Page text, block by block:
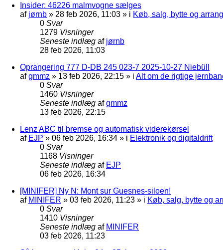
Insider: 46226 malmvogne sælges
af jørnb » 28 feb 2026, 11:03 » i Køb, salg, bytte og
0 Svar
1279 Visninger
Seneste indlæg af jørnb
28 feb 2026, 11:03
Oprangering 777 D-DB 245 023-7 2025-10-27 Niebüll
afgmmz » 13 feb 2026, 22:15 » i Alt om de rigtige
0 Svar
1460 Visninger
Seneste indlæg afgmmz
13 feb 2026, 22:15
Lenz ABC til bremse og automatisk viderekørsel
af EJP » 06 feb 2026, 16:34 » i Elektronik og digitaldrift
0 Svar
1168 Visninger
Seneste indlæg af EJP
06 feb 2026, 16:34
[MINIFER] Ny N: Mont sur Guesnes-siloen!
af MINIFER » 03 feb 2026, 11:23 » i Køb, salg, bytte og
0 Svar
1410 Visninger
Seneste indlæg af MINIFER
03 feb 2026, 11:23